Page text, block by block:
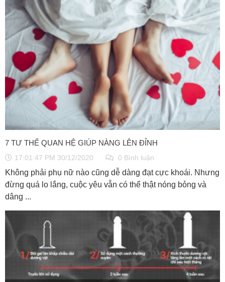
7 TƯ THẾ QUAN HỆ GIÚP NÀNG LÊN ĐỈNH
17:01:47 PM 30/12/2020 0 Bình luận
Không phải phụ nữ nào cũng dễ dàng đạt cực khoái. Nhưng
đừng quá lo lắng, cuộc yêu vẫn có thể thật nóng bỏng và
dâng ...